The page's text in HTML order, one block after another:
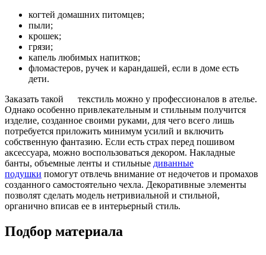
когтей домашних питомцев;
пыли;
крошек;
грязи;
капель любимых напитков;
фломастеров, ручек и карандашей, если в доме есть
дети.
Заказать такой текстиль можно у профессионалов в ателье.
Однако особенно привлекательным и стильным получится
изделие, созданное своими руками, для чего всего лишь
потребуется приложить минимум усилий и включить
собственную фантазию. Если есть страх перед пошивом
аксессуара, можно воспользоваться декором. Накладные
банты, объемные ленты и стильные диванные
подушки помогут отвлечь внимание от недочетов и промахов
созданного самостоятельно чехла. Декоративные элементы
позволят сделать модель нетривиальной и стильной,
органично вписав ее в интерьерный стиль.
Подбор материала